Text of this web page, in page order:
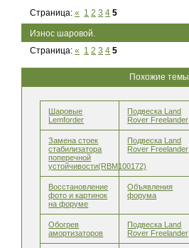
Износ шаровой.
Страница:« 1 2 3 4 5
Страница:« 1 2 3 4 5
Похожие темы
Шаровые
Lemforder
Подвеска Land
Rover Freelander
Замена стоек
стабилизатора
поперечной
устойчивости(RBМ100172)
Подвеска Land
Rover Freelander
Восстановление
фото и картинок
на форуме
Объявления
форума
Обогрев
амортизаторов
Подвеска Land
Rover Freelander